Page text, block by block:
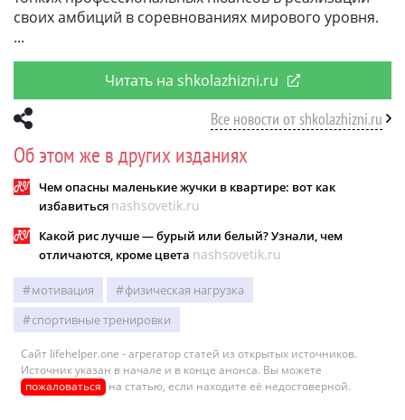
своих амбиций в соревнованиях мирового уровня.
Читать на shkolazhizni.ru
Все новости от shkolazhizni.ru
Об этом же в других изданиях
Чем опасны маленькие жучки в квартире: вот как
избавиться nashsovetik.ru
Какой рис лучше — бурый или белый? Узнали, чем
отличаются, кроме цвета nashsovetik.ru
мотивация
физическая нагрузка
спортивные тренировки
Сайт lifehelper.one - агрегатор статей из открытых источников.
Источник указан в начале и в конце анонса. Вы можете
пожаловаться на статью, если находите её недостоверной.